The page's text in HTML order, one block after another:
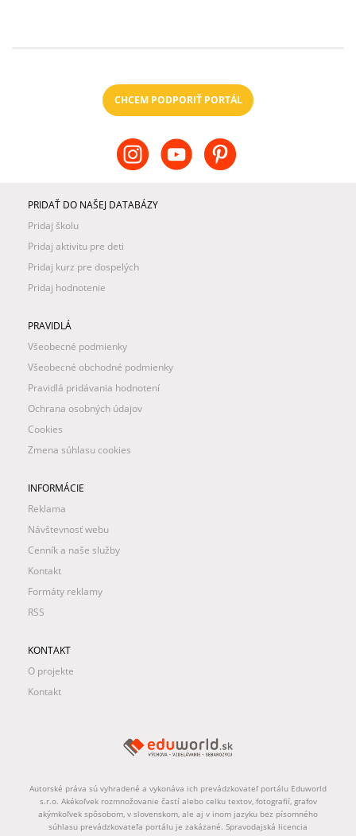
CHCEM PODPORIŤ PORTÁL
PRIDAŤ DO NAŠEJ DATABÁZY
Pridaj školu
Pridaj aktivitu pre deti
Pridaj kurz pre dospelých
Pridaj hodnotenie
PRAVIDLÁ
Všeobecné podmienky
Všeobecné obchodné podmienky
Pravidlá pridávania hodnotení
Ochrana osobných údajov
Cookies
Zmena súhlasu cookies
INFORMÁCIE
Reklama
Návštevnosť webu
Cenník a naše služby
Kontakt
Formáty reklamy
RSS
KONTAKT
O projekte
Kontakt
Autorské práva sú vyhradené a vykonáva ich prevádzkovateľ portálu Eduworld
s.r.o. Akékoľvek rozmnožovanie častí alebo celku textov, fotografií, grafov
akýmkoľvek spôsobom, v slovenskom, ale aj v inom jazyku bez písomného
súhlasu prevádzkovateľa portálu je zakázané. Spravodajská licencia